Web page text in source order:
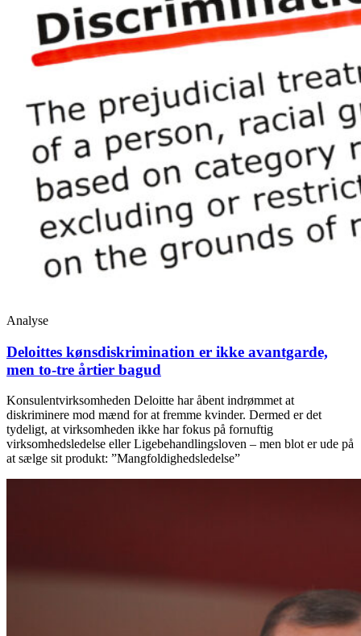
Analyse
Deloittes kønsdiskrimination er ikke avantgarde,
men to-tre årtier bagud
Konsulentvirksomheden Deloitte har åbent indrømmet at
diskriminere mod mænd for at fremme kvinder. Dermed er det
tydeligt, at virksomheden ikke har fokus på fornuftig
virksomhedsledelse eller Ligebehandlingsloven – men blot er ude på
at sælge sit produkt: ”Mangfoldighedsledelse”